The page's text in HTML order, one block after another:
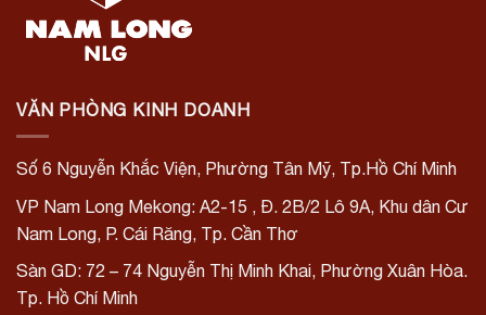
VĂN PHÒNG KINH DOANH
Số 6 Nguyễn Khắc Viện, Phường Tân Mỹ, Tp.Hồ Chí Minh
VP Nam Long Mekong: A2-15 , Đ. 2B/2 Lô 9A, Khu dân Cư
Nam Long, P. Cái Răng, Tp. Cần Thơ
Sàn GD: 72 – 74 Nguyễn Thị Minh Khai, Phường Xuân Hòa.
Tp. Hồ Chí Minh